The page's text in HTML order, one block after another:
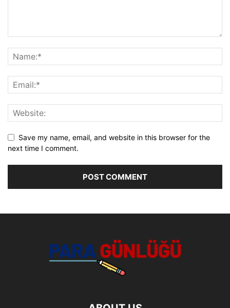
Save my name, email, and website in this browser for the
next time I comment.